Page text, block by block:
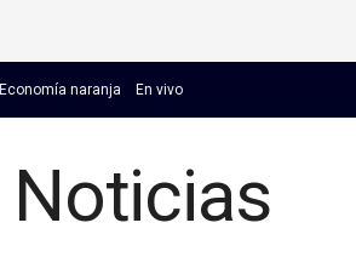
Economía naranja En vivo